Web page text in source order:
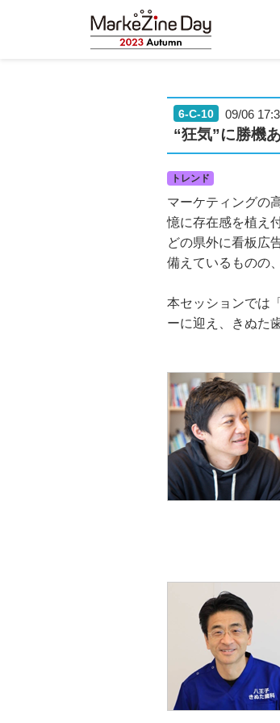
6-C-10 09/06
“狂気”に勝機
トレンド
マーケティングの
憶に存在感を植え
どの県外に看板広
備えているものの
本セッションでは
ーに迎え、きぬた